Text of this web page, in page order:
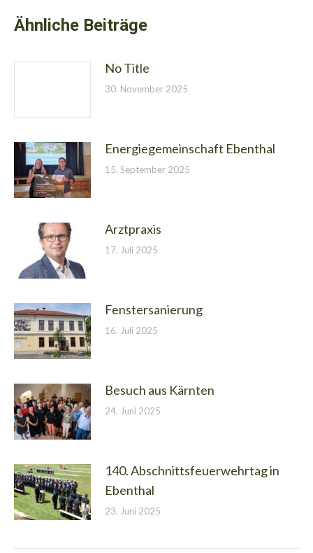
Ähnliche Beiträge
No Title
30. November 2025
Energiegemeinschaft Ebenthal
15. September 2025
Arztpraxis
17. Juli 2025
Fenstersanierung
16. Juli 2025
Besuch aus Kärnten
24. Juni 2025
140. Abschnittsfeuerwehrtag in
Ebenthal
23. Juni 2025